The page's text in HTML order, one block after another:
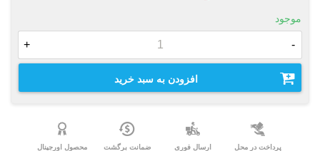
موجود
-
+
افزودن به سبد خرید
پرداخت در محل ارسال فوری ضمانت برگشت محصول اورجینال